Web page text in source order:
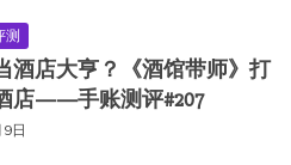
测
酒店大亨？《酒馆带师》打
店——手账测评#207
日